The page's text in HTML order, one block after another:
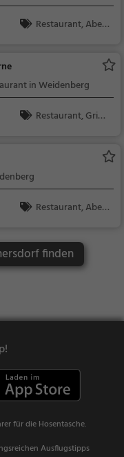
Restaurant, Aben
in Weidenberg
Restaurant, Griec
Restaurant, Aben
finden
für die Hosentasche.
Ausflugstipps